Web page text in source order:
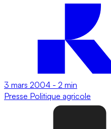
3 mars 2004 - 2 min
Presse Politique agricole